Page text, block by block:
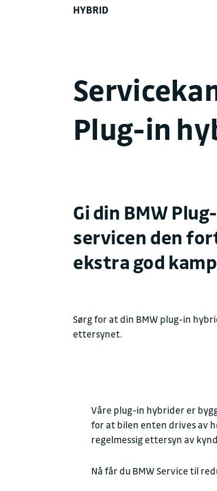
HYBRID
Plug-in
Gi din BMW
servicen den
ekstra god
Sørg for at din BMW plug-in
ettersynet.
Våre plug-in hybrider er
for at bilen enten drives av
regelmessig ettersyn av
Nå får du BMW Service til